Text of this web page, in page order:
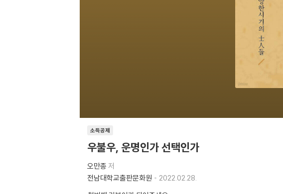
소득공제
우불우, 운명인가 선택인가
오만종 저
전남대학교출판문화원
2022.02.28.